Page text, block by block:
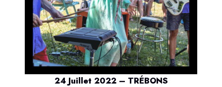
24 Juillet 2022 – TRÉBONS